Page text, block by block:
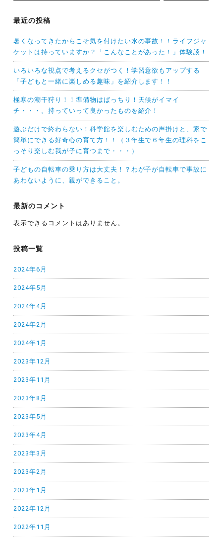
最近の投稿
暑くなってきたからこそ気を付けたい水の事故！！ライフジャ
ケットは持っていますか？「こんなことがあった！」体験談！
いろいろな視点で考えるクセがつく！学習意欲もアップする
「子どもと一緒に楽しめる趣味」を紹介します！！
極寒の潮干狩り！！準備物はばっちり！天候がイマイ
チ・・・。持っていって良かったものを紹介！
遊ぶだけで終わらない！科学館を楽しむための声掛けと、家で
簡単にできる好奇心の育て方！！（３年生で６年生の理科をこ
っそり楽しむ我が子に育つまで・・・）
子どもの自転車の乗り方は大丈夫！？わが子が自転車で事故に
あわないように、親ができること。
最新のコメント
表示できるコメントはありません。
投稿一覧
2024年6月
2024年5月
2024年4月
2024年2月
2024年1月
2023年12月
2023年11月
2023年8月
2023年5月
2023年4月
2023年3月
2023年2月
2023年1月
2022年12月
2022年11月